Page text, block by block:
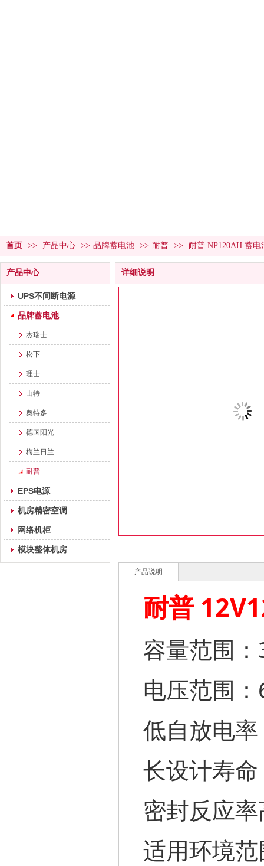
首页 >> 产品中心 >> 品牌蓄电池 >> 耐普 >> 耐普 NP120AH 蓄电
产品中心
UPS不间断电源
品牌蓄电池
杰瑞士
松下
理士
山特
奥特多
德国阳光
梅兰日兰
耐普
EPS电源
机房精密空调
网络机柜
模块整体机房
详细说明
产品说明
耐普
容量范围
电压范围
低自放电
长设计寿
密封反应
适用环境